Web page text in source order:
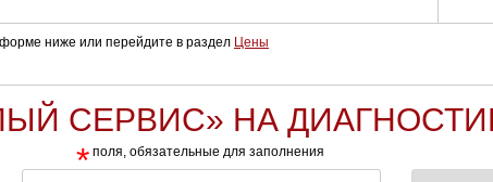
форме ниже или перейдите в раздел Цены
СЕРВИС» НА
* поля, обязательные для заполнения